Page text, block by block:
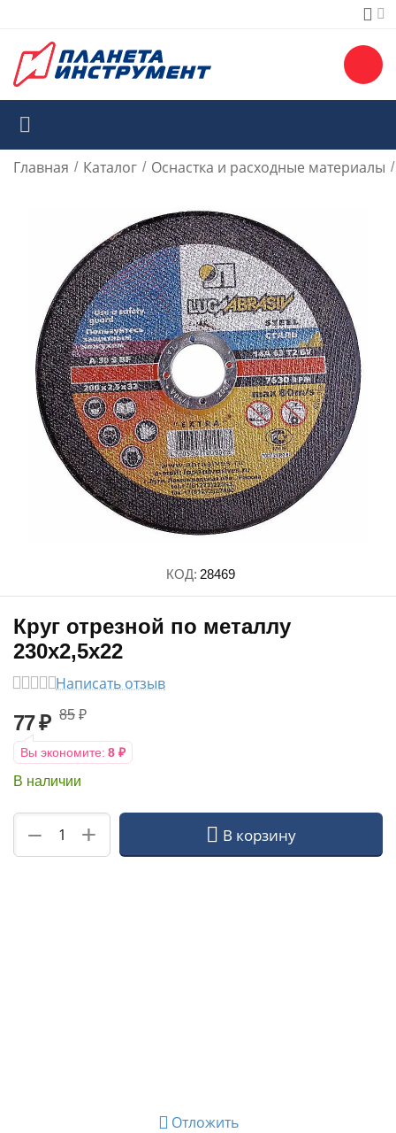
Главная / Каталог / Оснастка и расходные материалы /
КОД: 28469
Круг отрезной по металлу
230х2,5х22
Написать отзыв
77₽ 85 ₽
Вы экономите: 8 ₽
В наличии
+
− В корзину
Отложить